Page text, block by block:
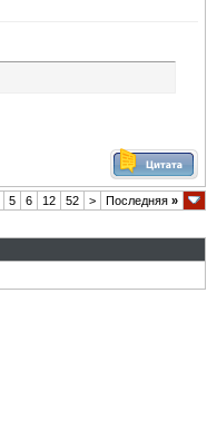
5 6 12 52 > Последняя »